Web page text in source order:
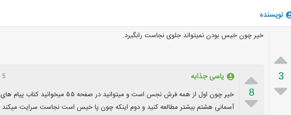
نویسنده

3

خیر چون خیس بودن نمیتواند جلوی نجاست رابگیرد.

8

یاسی جذابه 5 سال قبل
خیر چون اول از همه فرش نجس است و میتوانید در صفحه ۵۵ میخوانید کتاب پیام های
آسمانی هشتم بیشتر مطالعه کنید و دوم اینکه چون پا خیس است نجاست سرایت میکند